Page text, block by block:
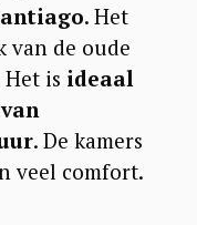
. Het
van de oude
is ideaal
. De kamers
veel comfort.